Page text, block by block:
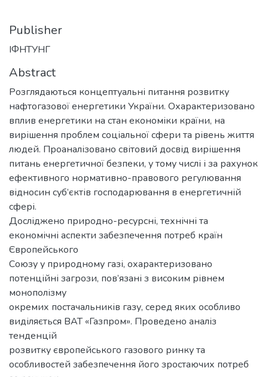
Publisher
ІФНТУНГ
Abstract
Розглядаються концептуальні питання розвитку
нафтогазової енергетики України. Охарактеризовано
вплив енергетики на стан економіки країни, на
вирішення проблем соціальної сфери та рівень життя
людей. Проаналізовано світовий досвід вирішення
питань енергетичної безпеки, у тому числі і за рахунок
ефективного нормативно-правового регулювання
відносин суб’єктів господарювання в енергетичній
сфері.
Досліджено природно-ресурсні, технічні та
економічні аспекти забезпечення потреб країн
Європейського
Союзу у природному газі, охарактеризовано
потенційні загрози, пов’язані з високим рівнем
монополізму
окремих постачальників газу, серед яких особливо
виділяється ВАТ «Газпром». Проведено аналіз
тенденцій
розвитку європейського газового ринку та
особливостей забезпечення його зростаючих потреб